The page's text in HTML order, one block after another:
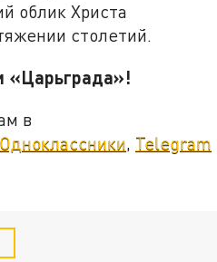
облик Христа
столетий.
«Царьграда»!
в
Одноклассники Telegram